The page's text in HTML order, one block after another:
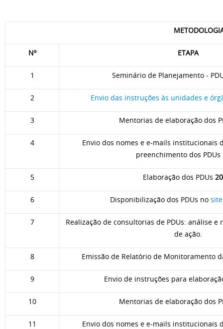
Nº ETAPA
1 Seminário de Planejamento -
2 Envio das instruções às unidades e
3 Mentorias de elaboração dos
4
Envio dos nomes e e-mails institucionais
preenchimento dos PDUs
5 Elaboração dos PDUs
6 Disponibilização dos PDUs no
7
Realização de consultorias de PDUs: análise e
de ação.
8 Emissão de Relatório de Monitoramento
9 Envio de instruções para
10 Mentorias de elaboração dos
11
Envio dos nomes e e-mails institucionais